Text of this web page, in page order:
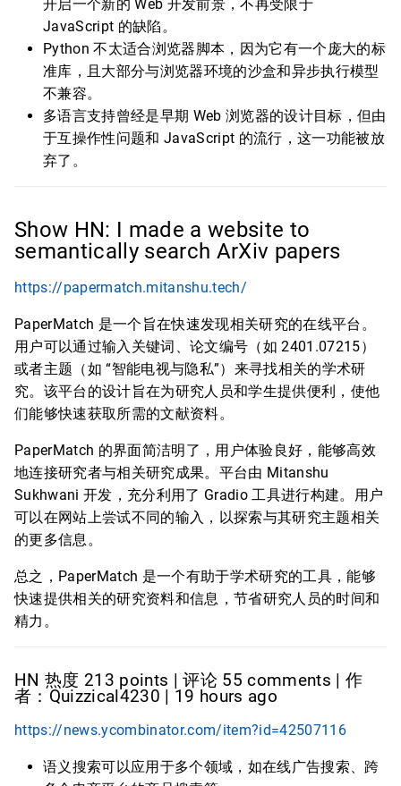
开启一个新的 Web 开发前景，不再受限于
JavaScript 的缺陷。
Python 不太适合浏览器脚本，因为它有一个庞大的标
准库，且大部分与浏览器环境的沙盒和异步执行模型
不兼容。
多语言支持曾经是早期 Web 浏览器的设计目标，但由
于互操作性问题和 JavaScript 的流行，这一功能被放
弃了。
Show HN: I made a website to
semantically search ArXiv papers
https://papermatch.mitanshu.tech/
PaperMatch 是一个旨在快速发现相关研究的在线平台。
用户可以通过输入关键词、论文编号（如 2401.07215）
或者主题（如 “智能电视与隐私”）来寻找相关的学术研
究。该平台的设计旨在为研究人员和学生提供便利，使他
们能够快速获取所需的文献资料。
PaperMatch 的界面简洁明了，用户体验良好，能够高效
地连接研究者与相关研究成果。平台由 Mitanshu
Sukhwani 开发，充分利用了 Gradio 工具进行构建。用户
可以在网站上尝试不同的输入，以探索与其研究主题相关
的更多信息。
总之，PaperMatch 是一个有助于学术研究的工具，能够
快速提供相关的研究资料和信息，节省研究人员的时间和
精力。
HN 热度 213 points | 评论 55 comments | 作
者：Quizzical4230 | 19 hours ago
https://news.ycombinator.com/item?id=42507116
语义搜索可以应用于多个领域，如在线广告搜索、跨